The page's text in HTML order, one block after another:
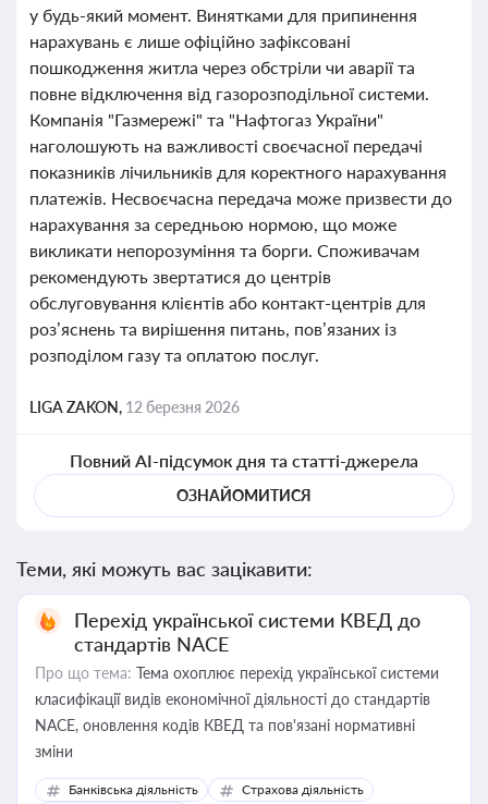
у будь-який момент. Винятками для припинення
нарахувань є лише офіційно зафіксовані
пошкодження житла через обстріли чи аварії та
повне відключення від газорозподільної системи.
Компанія "Газмережі" та "Нафтогаз України"
наголошують на важливості своєчасної передачі
показників лічильників для коректного нарахування
платежів. Несвоєчасна передача може призвести до
нарахування за середньою нормою, що може
викликати непорозуміння та борги. Споживачам
рекомендують звертатися до центрів
обслуговування клієнтів або контакт-центрів для
роз’яснень та вирішення питань, пов’язаних із
розподілом газу та оплатою послуг.
LIGA ZAKON, 12 березня 2026
Повний AI-підсумок дня та статті-джерела
ОЗНАЙОМИТИСЯ
Теми, які можуть вас зацікавити:
Перехід української системи КВЕД до
стандартів NACE
Про що тема: Тема охоплює перехід української системи
класифікації видів економічної діяльності до стандартів
NACE, оновлення кодів КВЕД та пов'язані нормативні
зміни
Банківська діяльність Страхова діяльність